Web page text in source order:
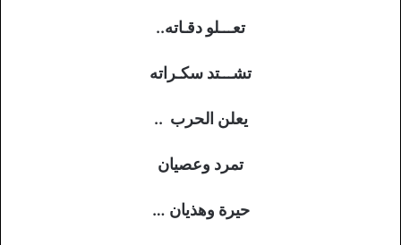
تعـــلو دقـاته..
تشـــتد سكـراته
يعلن الحرب ..
تمرد وعصيان
حيرة وهذيان …